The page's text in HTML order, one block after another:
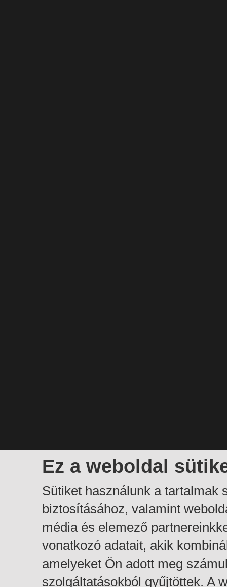
Ez a weboldal
Sütiket használunk a tartalmak
biztosításához, valamint
média és elemező
vonatkozó adatait, akik
amelyeket Ön adott meg
szolgáltatásokból gyűjtöttek. A